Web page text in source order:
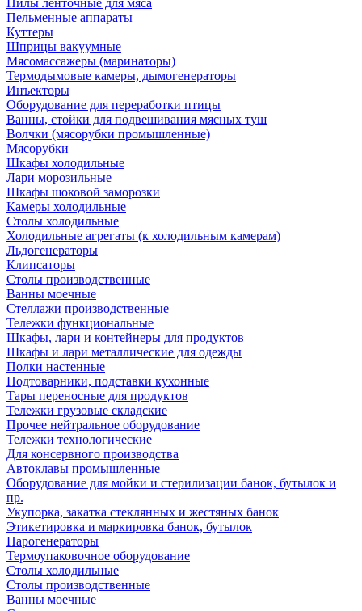
Пилы ленточные для мяса
Пельменные аппараты
Куттеры
Шприцы вакуумные
Мясомассажеры (маринаторы)
Термодымовые камеры, дымогенераторы
Инъекторы
Оборудование для переработки птицы
Ванны, стойки для подвешивания мясных туш
Волчки (мясорубки промышленные)
Мясорубки
Шкафы холодильные
Лари морозильные
Шкафы шоковой заморозки
Камеры холодильные
Столы холодильные
Холодильные агрегаты (к холодильным камерам)
Льдогенераторы
Клипсаторы
Столы производственные
Ванны моечные
Стеллажи производственные
Тележки функциональные
Шкафы, лари и контейнеры для продуктов
Шкафы и лари металлические для одежды
Полки настенные
Подтоварники, подставки кухонные
Тары переносные для продуктов
Тележки грузовые складские
Прочее нейтральное оборудование
Тележки технологические
Для консервного производства
Автоклавы промышленные
Оборудование для мойки и стерилизации банок, бутылок и
пр.
Укупорка, закатка стеклянных и жестяных банок
Этикетировка и маркировка банок, бутылок
Парогенераторы
Термоупаковочное оборудование
Столы холодильные
Столы производственные
Ванны моечные